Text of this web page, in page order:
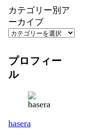
カテゴリー別ア
ーカイブ
プロフィー
ル
hasera